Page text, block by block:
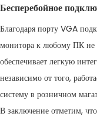
Бесперебойное
Благодаря порту VGA
монитора к любому ПК не
обеспечивает легкую
независимо от того,
систему в розничном
В заключение отметим,